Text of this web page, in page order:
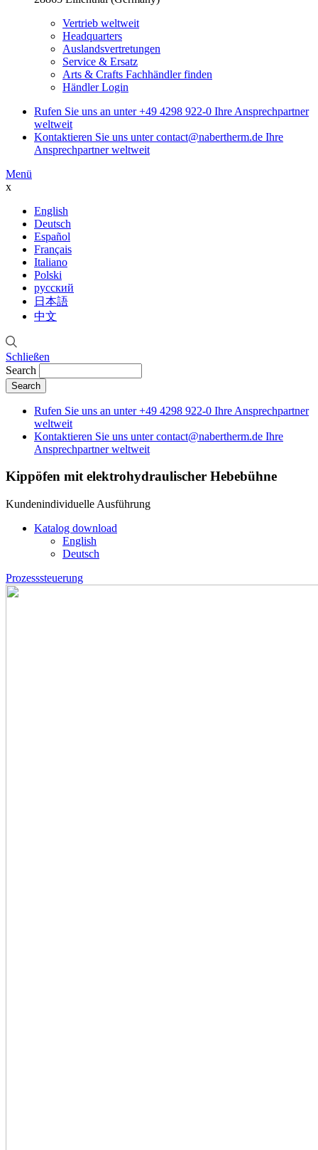
Vertrieb weltweit
Headquarters
Auslandsvertretungen
Service & Ersatz
Arts & Crafts Fachhändler finden
Händler Login
Rufen Sie uns an unter +49 4298 922-0 Ihre Ansprechpartner
weltweit
Kontaktieren Sie uns unter contact@nabertherm.de Ihre
Ansprechpartner weltweit
Menü
x
English
Deutsch
Español
Français
Italiano
Polski
русский
日本語
中文
Schließen
Search
Rufen Sie uns an unter +49 4298 922-0 Ihre Ansprechpartner
weltweit
Kontaktieren Sie uns unter contact@nabertherm.de Ihre
Ansprechpartner weltweit
Kippöfen mit elektrohydraulischer Hebebühne
Kundenindividuelle Ausführung
Katalog download
English
Deutsch
Prozesssteuerung